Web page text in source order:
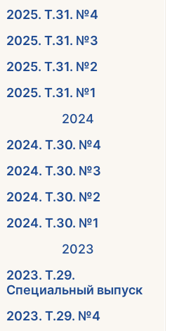
2025. Т.31. №4
2025. Т.31. №3
2025. Т.31. №2
2025. Т.31. №1
2024
2024. Т.30. №4
2024. Т.30. №3
2024. Т.30. №2
2024. Т.30. №1
2023
2023. Т.29.
Специальный выпуск
2023. Т.29. №4